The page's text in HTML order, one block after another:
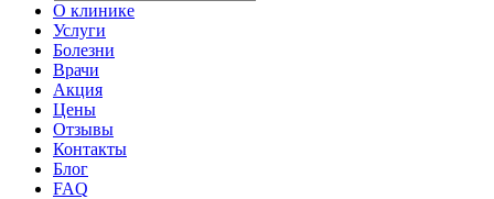
О клинике
Услуги
Болезни
Врачи
Акция
Цены
Отзывы
Контакты
Блог
FAQ